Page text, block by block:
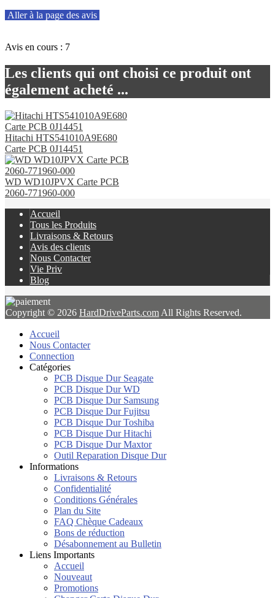
Aller à la page des avis
Avis en cours : 7
Les clients qui ont choisi ce produit ont
également acheté ...
Hitachi HTS541010A9E680
Carte PCB 0J14451
WD WD10JPVX Carte PCB
2060-771960-000
Accueil
Tous les Produits
Livraisons & Retours
Avis des clients
Nous Contacter
Vie Priv
Blog
Copyright © 2026 HardDriveParts.com All Rights Reserved.
Accueil
Nous Contacter
Connection
Catégories
PCB Disque Dur Seagate
PCB Disque Dur WD
PCB Disque Dur Samsung
PCB Disque Dur Fujitsu
PCB Disque Dur Toshiba
PCB Disque Dur Hitachi
PCB Disque Dur Maxtor
Outil Reparation Disque Dur
Informations
Livraisons & Retours
Confidentialité
Conditions Générales
Plan du Site
FAQ Chèque Cadeaux
Bons de réduction
Désabonnement au Bulletin
Liens Importants
Accueil
Nouveaut
Promotions